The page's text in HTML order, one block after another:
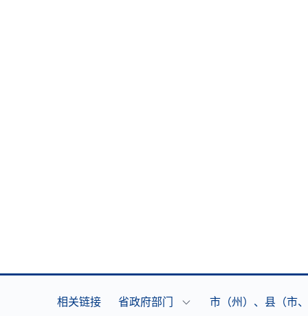
相关链接 省政府部门 市（州）、县（市